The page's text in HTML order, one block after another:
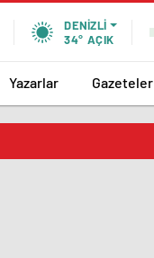
DENIZLI
34° AÇIK
Yazarlar Gazeteler